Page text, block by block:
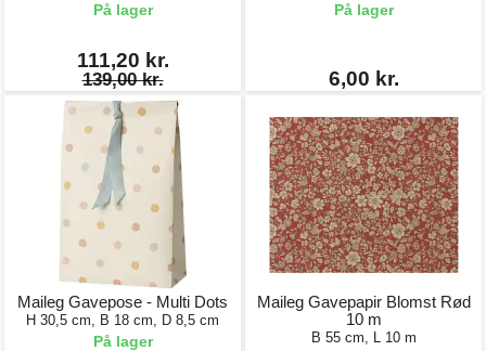
På lager
111,20 kr.
139,00 kr.
På lager
6,00 kr.
Maileg Gavepose - Multi Dots
H 30,5 cm, B 18 cm, D 8,5 cm
På lager
Maileg Gavepapir Blomst Rød
10 m
B 55 cm, L 10 m